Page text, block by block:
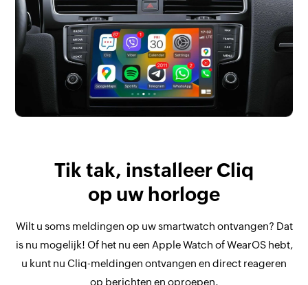
Tik tak, installeer Cliq
op uw horloge
Wilt u soms meldingen op uw smartwatch ontvangen? Dat
is nu mogelijk! Of het nu een Apple Watch of WearOS hebt,
u kunt nu Cliq-meldingen ontvangen en direct reageren
op berichten en oproepen.